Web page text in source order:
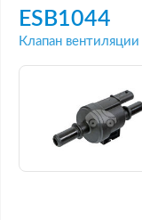
ESB1044
Клапан